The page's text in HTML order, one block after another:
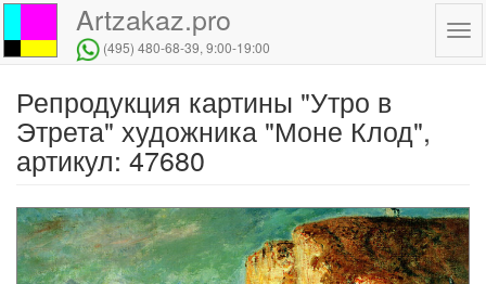
Перейти
основному
содержанию
Artzakaz.pro
(495) 480-68-39, 9:00-19:00
Репродукция картины "Утро в
Этрета" художника "Моне Клод",
артикул: 47680